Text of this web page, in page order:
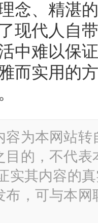
念、精湛
现代人自
中难以保
而实用的
容为本网站
目的，不代
实其内容的
布，可与本